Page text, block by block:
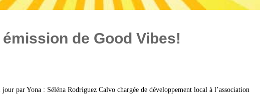
émission de Good Vibes!
par Yona : Séléna Rodriguez Calvo chargée de développement local à l’association